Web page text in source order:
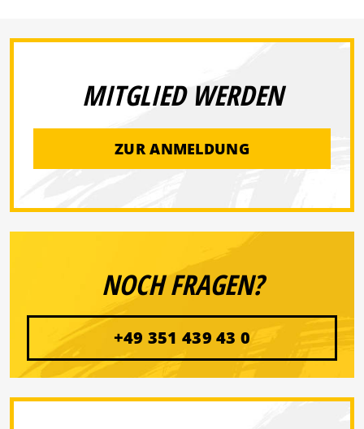
MITGLIED WERDEN
ZUR ANMELDUNG
NOCH FRAGEN?
+49 351 439 43 0